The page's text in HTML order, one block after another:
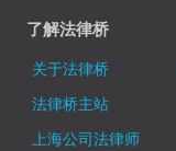
了解法律桥
关于法律桥
法律桥主站
上海公司法律师